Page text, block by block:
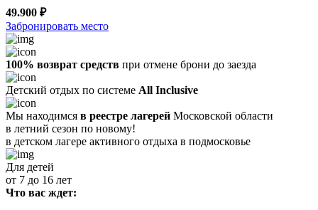
49.900 ₽
Забронировать место
100% возврат средств при отмене брони до заезда
Детский отдых по системе All Inclusive
Мы находимся в реестре лагерей Московской области
в летний сезон по новому!
в детском лагере активного отдыха в подмосковье
Для детей
от 7 до 16 лет
Что вас ждет: